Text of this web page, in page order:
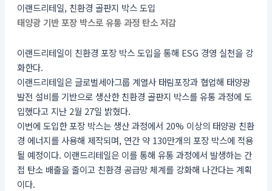
이랜드리테일, 친환경 골판지 박스 도입
태양광 기반 포장 박스로 유통 과정 탄소 저감
이랜드리테일이 친환경 포장 박스 도입을 통해 ESG 경영 실천을 강
화한다.
이랜드리테일은 글로벌세아그룹 계열사 태림포장과 협업해 태양광
발전 설비를 기반으로 생산한 친환경 골판지 박스를 유통 과정에 도
입했다고 지난 2월 27일 밝혔다.
이번에 도입한 포장 박스는 생산 과정에서 20% 이상의 태양광 친환
경 에너지를 사용해 제작되며, 연간 약 130만개의 포장 박스에 적용
될 예정이다. 이랜드리테일은 이를 통해 유통 과정에서 발생하는 간
접 탄소 배출을 줄이고 친환경 공급망 체계를 강화해 나간다는 계획
이다.